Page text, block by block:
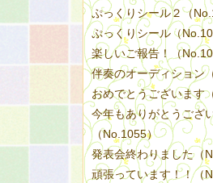
ぷっくりシール２（
ぷっくりシール（
楽しいご報告！（
伴奏のオーディション
おめでとうございます
今年もありがとうござ
（No.1055）
発表会終わりました（
頑張っています！！（